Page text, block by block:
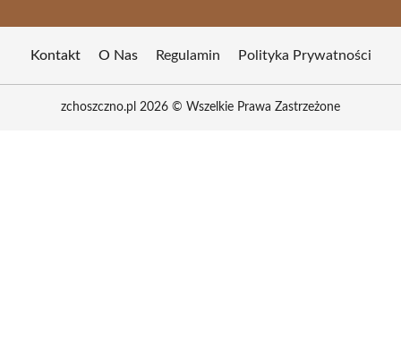
Kontakt O Nas Regulamin Polityka Prywatności
zchoszczno.pl 2026 © Wszelkie Prawa Zastrzeżone